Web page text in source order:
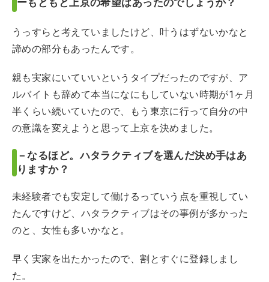
ーもともと上京の希望はあったのでしょうか？
うっすらと考えていましたけど、叶うはずないかなと
諦めの部分もあったんです。
親も実家にいていいというタイプだったのですが、ア
ルバイトも辞めて本当になにもしていない時期が1ヶ月
半くらい続いていたので、もう東京に行って自分の中
の意識を変えようと思って上京を決めました。
－なるほど。ハタラクティブを選んだ決め手はあ
りますか？
未経験者でも安定して働けるっていう点を重視してい
たんですけど、ハタラクティブはその事例が多かった
のと、女性も多いかなと。
早く実家を出たかったので、割とすぐに登録しまし
た。